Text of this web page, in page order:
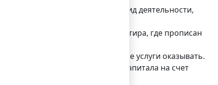
отображать выбранный вид деятельности,
аренду, или собственная квартира, где прописан
какими торговать, какие услуги оказывать.
внести сумму уставного капитала на счет